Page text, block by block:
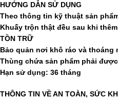
HƯỚNG DẪN SỬ DỤNG
Theo thông tin kỹ thuật sản
Khuấy trộn thật đều sau khi
TỒN TRỮ
Bảo quản nơi khô ráo và thoáng
Thùng chứa sản phẩm phải
Hạn sử dụng: 36 tháng
THÔNG TIN VỀ AN TOÀN, SỨC